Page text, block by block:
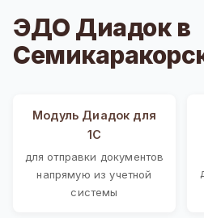
ЭДО Диадок в
Модуль Диадок для
1С
для отправки документов
напрямую из учетной
системы